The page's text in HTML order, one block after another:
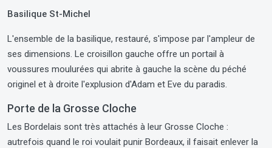
Basilique St-Michel
L'ensemble de la basilique, restauré, s'impose par l'ampleur de
ses dimensions. Le croisillon gauche offre un portail à
voussures moulurées qui abrite à gauche la scène du péché
originel et à droite l'explusion d'Adam et Eve du paradis.
Porte de la Grosse Cloche
Les Bordelais sont très attachés à leur Grosse Cloche :
autrefois quand le roi voulait punir Bordeaux, il faisait enlever la